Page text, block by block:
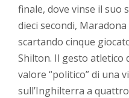
finale, dove vinse il suo
dieci secondi,
scartando cinque
Shilton. Il gesto atletico
valore “politico” di una
sull’Inghilterra a